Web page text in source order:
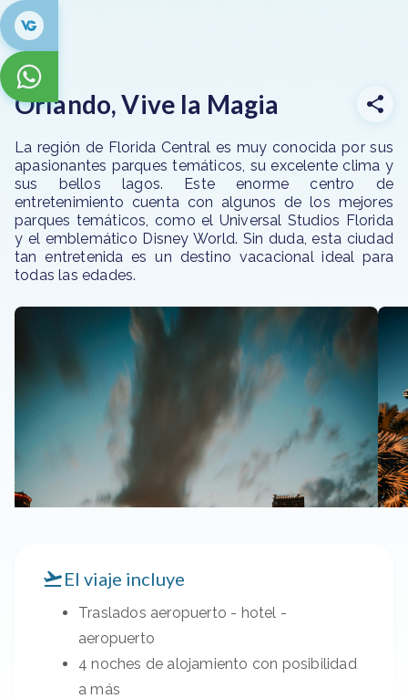
Orlando, Vive la Magia
La región de Florida Central es muy conocida por sus
apasionantes parques temáticos, su excelente clima y
sus bellos lagos. Este enorme centro de
entretenimiento cuenta con algunos de los mejores
parques temáticos, como el Universal Studios Florida
y el emblemático Disney World. Sin duda, esta ciudad
tan entretenida es un destino vacacional ideal para
todas las edades.
El viaje incluye
Traslados aeropuerto - hotel -
aeropuerto
4 noches de alojamiento con posibilidad
a más